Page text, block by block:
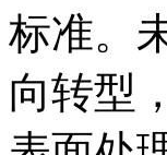
标准。
向转型